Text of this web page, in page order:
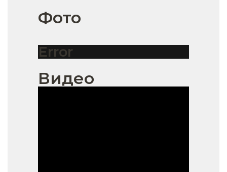
Фото
Error
Видео